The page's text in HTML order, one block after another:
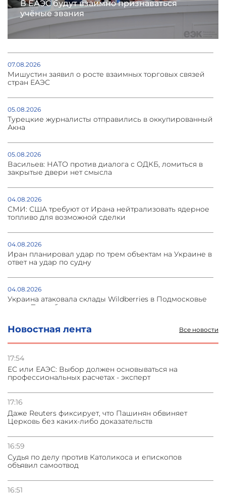
Новостная лента Все новости
17:54
ЕС или ЕАЭС: Выбор должен основываться на
профессиональных расчетах - эксперт
17:16
Даже Reuters фиксирует, что Пашинян обвиняет
Церковь без каких-либо доказательств
16:59
Судья по делу против Католикоса и епископов
объявил самоотвод
16:51
В ЕАЭС будут взаимно признаваться
учёные звания
07.08.2026
Мишустин заявил о росте взаимных торговых связей
стран ЕАЭС
05.08.2026
Турецкие журналисты отправились в оккупированный
Акна
05.08.2026
Васильев: НАТО против диалога с ОДКБ, ломиться в
закрытые двери нет смысла
04.08.2026
СМИ: США требуют от Ирана нейтрализовать ядерное
топливо для возможной сделки
04.08.2026
Иран планировал удар по трем объектам на Украине в
ответ на удар по судну
04.08.2026
Украина атаковала склады Wildberries в Подмосковье
и под Петербургом
03.08.2026
Стратегия безопасности ОДКБ допускает применение
03.08.2026
31.07.2026
погрануправления СНБ Армении в Тбилиси